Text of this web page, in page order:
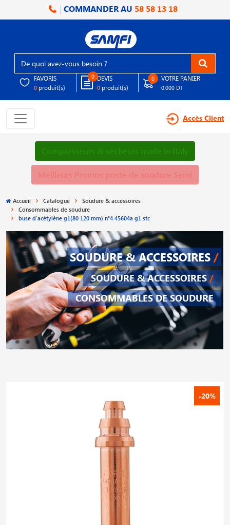
COMMANDER AU 58 58 13 18
FAVORIS
0 produit(s)
0 DEVIS
0 produit(s)
0 VOTRE PANIER
0.000 DT
Accès Client
Compresseurs & sécheurs made in Italy
Meilleurs Promos poste de soudure Semi
Accueil Catalogue
Soudure & accessoires
Consommables de soudure
buse d′acétylène g1(80 120 mm) n°4 45604a g1 stc
SOUDURE & ACCESSOIRES /
SOUDURE & ACCESSOIRES /
CONSOMMABLES DE SOUDURE
-20%